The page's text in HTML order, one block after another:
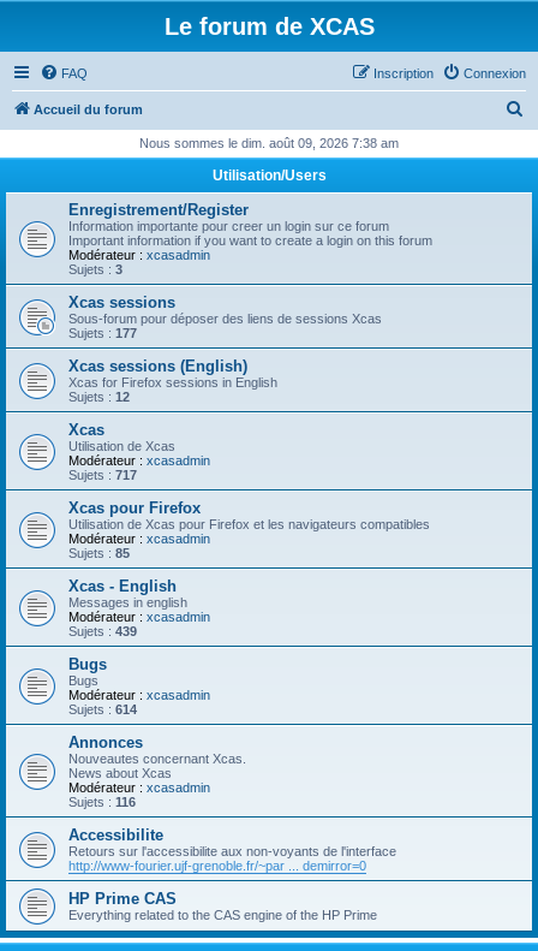
Le forum de XCAS
FAQ Connexion
Inscription
Accueil du forum
h
c
Nous sommes le dim. août 09, 2026 7:38 am
Utilisation/Users
Enregistrement/Register
Information importante pour creer un login sur ce forum
Important information if you want to create a login on this forum
Modérateur : xcasadmin
Sujets : 3
Xcas sessions
Sous-forum pour déposer des liens de sessions Xcas
Sujets : 177
Xcas sessions (English)
Xcas for Firefox sessions in English
Sujets : 12
Xcas
Utilisation de Xcas
Modérateur : xcasadmin
Sujets : 717
Xcas pour Firefox
Utilisation de Xcas pour Firefox et les navigateurs compatibles
Modérateur : xcasadmin
Sujets : 85
Xcas - English
Messages in english
Modérateur : xcasadmin
Sujets : 439
Bugs
Bugs
Modérateur : xcasadmin
Sujets : 614
Annonces
Nouveautes concernant Xcas.
News about Xcas
Modérateur : xcasadmin
Sujets : 116
Accessibilite
Retours sur l'accessibilite aux non-voyants de l'interface
http://www-fourier.ujf-grenoble.fr/~par ... demirror=0
HP Prime CAS
Everything related to the CAS engine of the HP Prime